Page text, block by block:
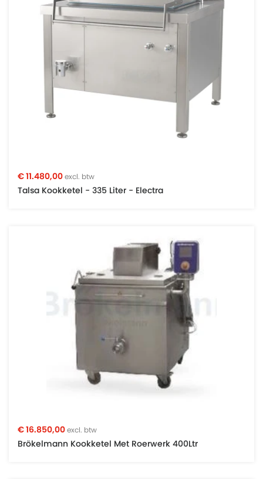
€ 11.480,00 excl. btw
Talsa Kookketel - 335 Liter - Electra
€ 16.850,00 excl. btw
Brökelmann Kookketel Met Roerwerk 400Ltr